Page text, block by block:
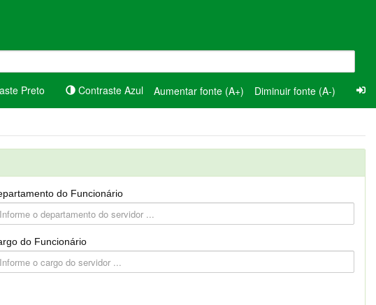
Preto Contraste Azul Aumentar fonte (A+) Diminuir fonte (A-)
do Funcionário
do Funcionário